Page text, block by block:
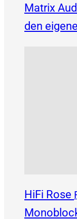
Matrix
den
HiFi Rose